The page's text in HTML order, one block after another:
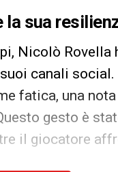
la sua
Nicolò Rovella
canali
fatica, una
gesto è
il giocatore